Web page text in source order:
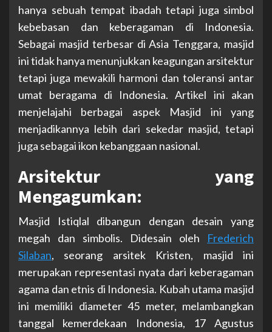
hanya sebuah tempat ibadah tetapi juga simbol
kebebasan dan keberagaman di Indonesia.
Sebagai masjid terbesar di Asia Tenggara, masjid
ini tidak hanya menunjukkan keagungan arsitektur
tetapi juga mewakili harmoni dan toleransi antar
umat beragama di Indonesia. Artikel ini akan
menjelajahi berbagai aspek Masjid ini yang
menjadikannya lebih dari sekedar masjid, tetapi
juga sebagai ikon kebanggaan nasional.
Arsitektur yang
Mengagumkan:
Masjid Istiqlal dibangun dengan desain yang
megah dan simbolis. Didesain oleh Frederich
Silaban, seorang arsitek Kristen, masjid ini
merupakan representasi nyata dari keberagaman
agama dan etnis di Indonesia. Kubah utama masjid
ini memiliki diameter 45 meter, melambangkan
tanggal kemerdekaan Indonesia, 17 Agustus